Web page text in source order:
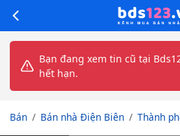
Bạn đang xem tin cũ tại
hết hạn.
Bán Bán nhà Điện Biên Thành